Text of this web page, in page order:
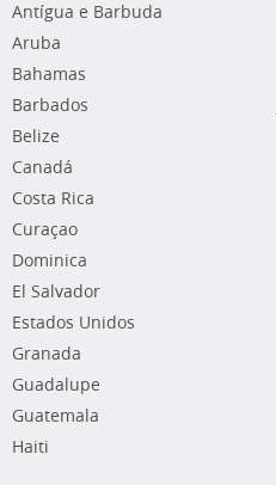
Antígua e Barbuda
Aruba
Bahamas
Barbados
Belize
Canadá
Costa Rica
Curaçao
Dominica
El Salvador
Estados Unidos
Granada
Guadalupe
Guatemala
Haiti